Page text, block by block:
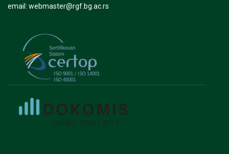
email: webmaster@rgf.bg.ac.rs